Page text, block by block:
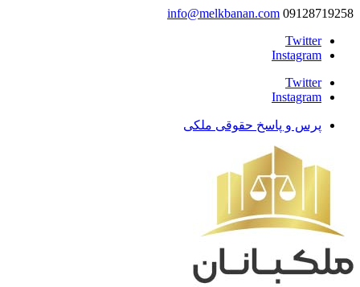
09128719258
info@melkbanan.com
Twitter
Instagram
Twitter
Instagram
پرس و پاسخ حقوقی ملکی